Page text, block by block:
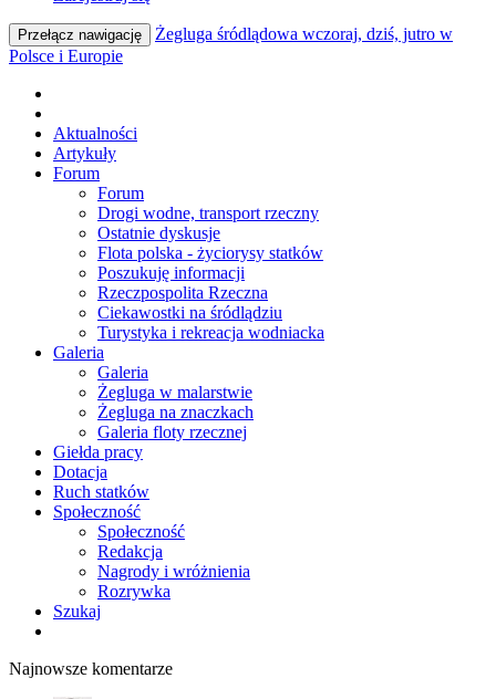
Przełącz nawigację
Żegluga śródlądowa wczoraj, dziś, jutro w
Polsce i Europie
Aktualności
Artykuły
Forum
Forum
Drogi wodne, transport rzeczny
Ostatnie dyskusje
Flota polska - życiorysy statków
Poszukuję informacji
Rzeczpospolita Rzeczna
Ciekawostki na śródlądziu
Turystyka i rekreacja wodniacka
Galeria
Galeria
Żegluga w malarstwie
Żegluga na znaczkach
Galeria floty rzecznej
Giełda pracy
Dotacja
Ruch statków
Społeczność
Społeczność
Redakcja
Nagrody i wróżnienia
Rozrywka
Szukaj
Najnowsze komentarze